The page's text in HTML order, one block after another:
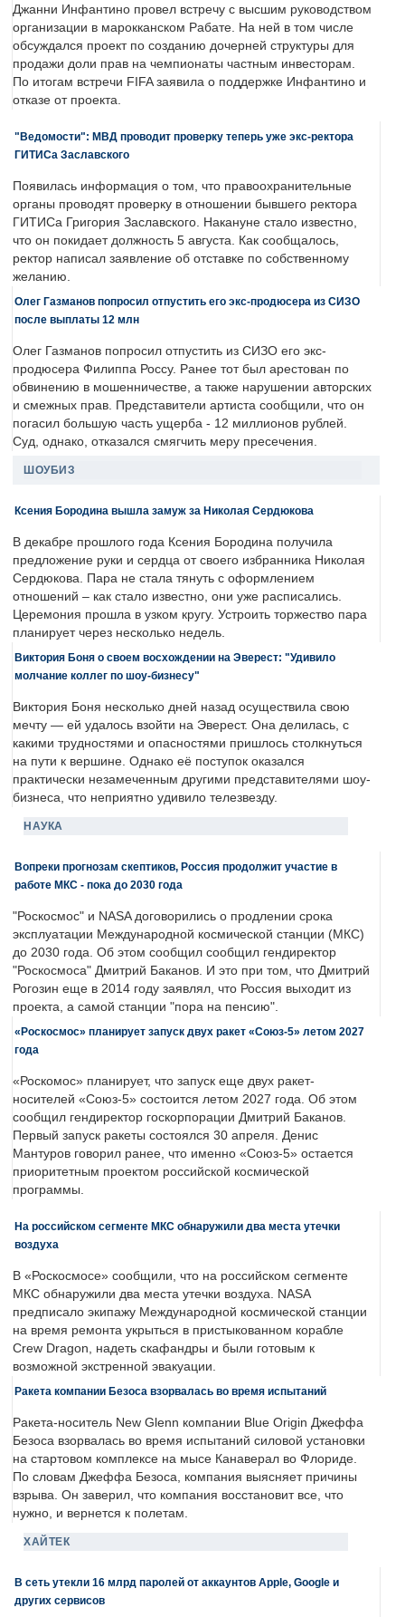
Джанни Инфантино провел встречу с высшим руководством
организации в марокканском Рабате. На ней в том числе
обсуждался проект по созданию дочерней структуры для
продажи доли прав на чемпионаты частным инвесторам.
По итогам встречи FIFA заявила о поддержке Инфантино и
отказе от проекта.
"Ведомости": МВД проводит проверку теперь уже экс-ректора
ГИТИСа Заславского
Появилась информация о том, что правоохранительные
органы проводят проверку в отношении бывшего ректора
ГИТИСа Григория Заславского. Накануне стало известно,
что он покидает должность 5 августа. Как сообщалось,
ректор написал заявление об отставке по собственному
желанию.
Олег Газманов попросил отпустить его экс-продюсера из СИЗО
после выплаты 12 млн
Олег Газманов попросил отпустить из СИЗО его экс-
продюсера Филиппа Россу. Ранее тот был арестован по
обвинению в мошенничестве, а также нарушении авторских
и смежных прав. Представители артиста сообщили, что он
погасил большую часть ущерба - 12 миллионов рублей.
Суд, однако, отказался смягчить меру пресечения.
ШОУБИЗ
Ксения Бородина вышла замуж за Николая Сердюкова
В декабре прошлого года Ксения Бородина получила
предложение руки и сердца от своего избранника Николая
Сердюкова. Пара не стала тянуть с оформлением
отношений – как стало известно, они уже расписались.
Церемония прошла в узком кругу. Устроить торжество пара
планирует через несколько недель.
Виктория Боня о своем восхождении на Эверест: "Удивило
молчание коллег по шоу-бизнесу"
Виктория Боня несколько дней назад осуществила свою
мечту — ей удалось взойти на Эверест. Она делилась, с
какими трудностями и опасностями пришлось столкнуться
на пути к вершине. Однако её поступок оказался
практически незамеченным другими представителями шоу-
бизнеса, что неприятно удивило телезвезду.
НАУКА
Вопреки прогнозам скептиков, Россия продолжит участие в
работе МКС - пока до 2030 года
"Роскосмос" и NASA договорились о продлении срока
эксплуатации Международной космической станции (МКС)
до 2030 года. Об этом сообщил сообщил гендиректор
"Роскосмоса" Дмитрий Баканов. И это при том, что Дмитрий
Рогозин еще в 2014 году заявлял, что Россия выходит из
проекта, а самой станции "пора на пенсию".
«Роскосмос» планирует запуск двух ракет «Союз-5» летом 2027
года
«Роскомос» планирует, что запуск еще двух ракет-
носителей «Союз-5» состоится летом 2027 года. Об этом
сообщил гендиректор госкорпорации Дмитрий Баканов.
Первый запуск ракеты состоялся 30 апреля. Денис
Мантуров говорил ранее, что именно «Союз-5» остается
приоритетным проектом российской космической
программы.
На российском сегменте МКС обнаружили два места утечки
воздуха
В «Роскосмосе» сообщили, что на российском сегменте
МКС обнаружили два места утечки воздуха. NASA
предписало экипажу Международной космической станции
на время ремонта укрыться в пристыкованном корабле
Crew Dragon, надеть скафандры и были готовым к
возможной экстренной эвакуации.
Ракета компании Безоса взорвалась во время испытаний
Ракета-носитель New Glenn компании Blue Origin Джеффа
Безоса взорвалась во время испытаний силовой установки
на стартовом комплексе на мысе Канаверал во Флориде.
По словам Джеффа Безоса, компания выясняет причины
взрыва. Он заверил, что компания восстановит все, что
нужно, и вернется к полетам.
ХАЙТЕК
В сеть утекли 16 млрд паролей от аккаунтов Apple, Google и
других сервисов